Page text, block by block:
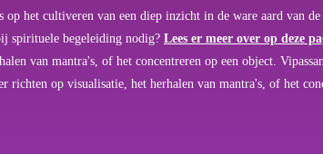
het cultiveren van een diep inzicht in de ware aard van
spirituele begeleiding nodig? Lees er meer over op deze
van mantra's, of het concentreren op een object.
op visualisatie, het herhalen van mantra's, of het